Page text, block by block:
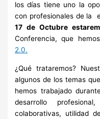
los días tiene uno la
con profesionales de la
17 de Octubre
Conferencia, que
2.0.
¿Qué trataremos?
algunos de los temas
hemos trabajado
desarrollo
colaborativas, utilidad